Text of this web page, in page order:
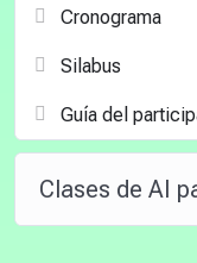
Cronograma
Silabus
Guía del
Clases de AI